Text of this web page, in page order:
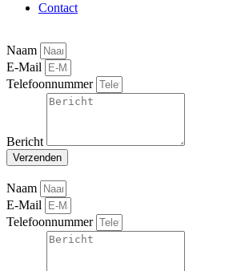
Contact
Naam
E-Mail
Telefoonnummer
Bericht
Verzenden
Naam
E-Mail
Telefoonnummer